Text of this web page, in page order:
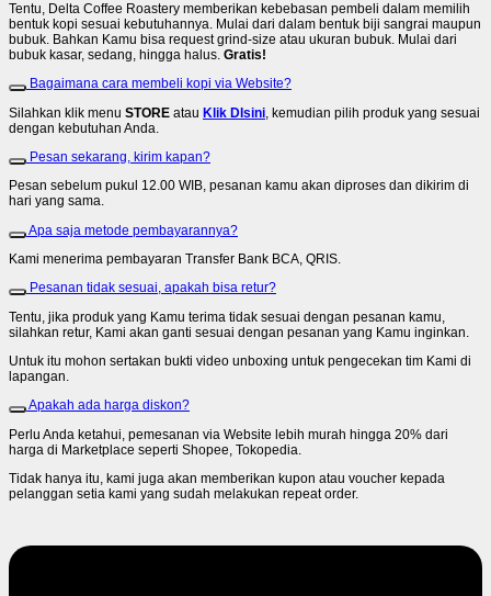
Tentu, Delta Coffee Roastery memberikan kebebasan pembeli dalam memilih
bentuk kopi sesuai kebutuhannya. Mulai dari dalam bentuk biji sangrai maupun
bubuk. Bahkan Kamu bisa request grind-size atau ukuran bubuk. Mulai dari
bubuk kasar, sedang, hingga halus. Gratis!
Bagaimana cara membeli kopi via Website?
Silahkan klik menu STORE atau Klik DIsini , kemudian pilih produk yang sesuai
dengan kebutuhan Anda.
Pesan sekarang, kirim kapan?
Pesan sebelum pukul 12.00 WIB, pesanan kamu akan diproses dan dikirim di
hari yang sama.
Apa saja metode pembayarannya?
Kami menerima pembayaran Transfer Bank BCA, QRIS.
Pesanan tidak sesuai, apakah bisa retur?
Tentu, jika produk yang Kamu terima tidak sesuai dengan pesanan kamu,
silahkan retur, Kami akan ganti sesuai dengan pesanan yang Kamu inginkan.
Untuk itu mohon sertakan bukti video unboxing untuk pengecekan tim Kami di
lapangan.
Apakah ada harga diskon?
Perlu Anda ketahui, pemesanan via Website lebih murah hingga 20% dari
harga di Marketplace seperti Shopee, Tokopedia.
Tidak hanya itu, kami juga akan memberikan kupon atau voucher kepada
pelanggan setia kami yang sudah melakukan repeat order.